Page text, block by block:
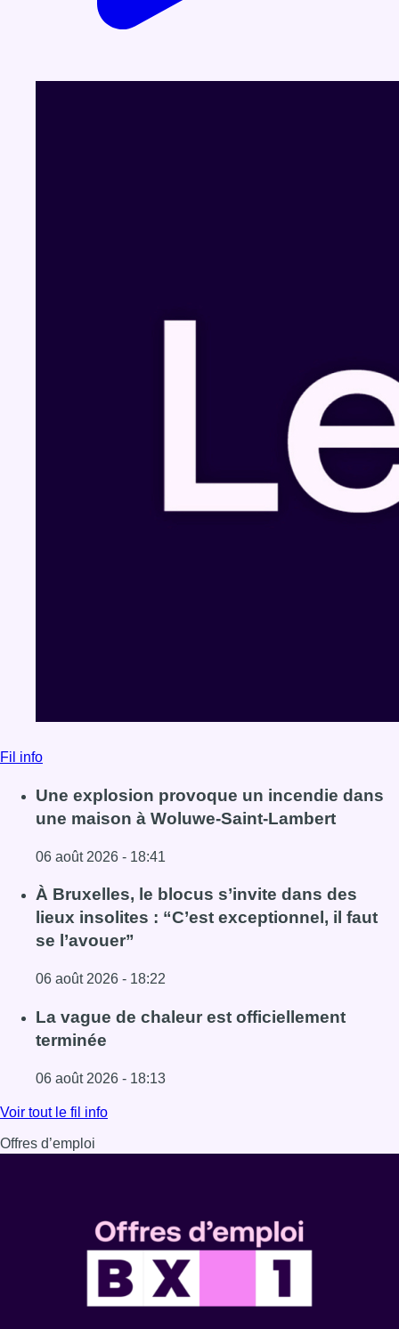
Fil info
Une explosion provoque un incendie dans
une maison à Woluwe-Saint-Lambert
06 août 2026 - 18:41
Lire l'article Une explosion provoque un incendie dans
À Bruxelles, le blocus s’invite dans des
lieux insolites : “C’est exceptionnel, il faut
se l’avouer”
06 août 2026 - 18:22
Lire l'article À Bruxelles, le blocus s’invite dans des lieux
La vague de chaleur est officiellement
terminée
06 août 2026 - 18:13
Lire l'article La vague de chaleur est officiellement
Voir tout le fil info
Offres d’emploi